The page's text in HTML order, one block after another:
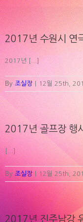
Skip
content
2017년 수원시 연
2017년 [...]
By 조실장 12월 25th,
2017년 골프장 행
[...]
By 조실장 12월 25th,
2017년 진주남강